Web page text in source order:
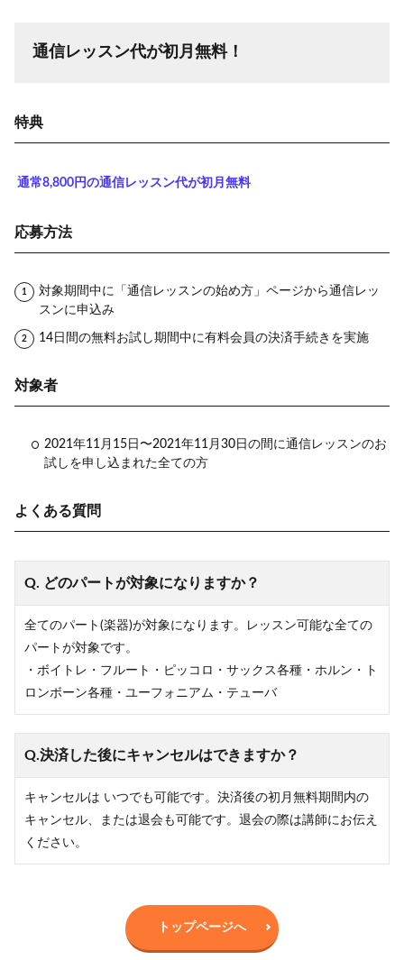
通信レッスン代が初月無料！
特典
通常8,800円の通信レッスン代が初月無料
応募方法
対象期間中に「通信レッスンの始め方」ページから通信レッ
スンに申込み
14日間の無料お試し期間中に有料会員の決済手続きを実施
対象者
2021年11月15日〜2021年11月30日の間に通信レッスンのお
試しを申し込まれた全ての方
よくある質問
Q. どのパートが対象になりますか？
全てのパート(楽器)が対象になります。レッスン可能な全ての
パートが対象です。
・ボイトレ・フルート・ピッコロ・サックス各種・ホルン・ト
ロンボーン各種・ユーフォニアム・テューバ
Q.決済した後にキャンセルはできますか？
キャンセルは いつでも可能です。決済後の初月無料期間内の
キャンセル、または退会も可能です。退会の際は講師にお伝え
ください。
トップページへ